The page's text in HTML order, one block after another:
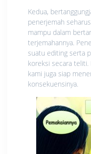
Kedua,
penerjemah
mampu dalam
terjemahannya.
suatu editing serta
koreksi secara teliti.
kami juga siap
konsekuensinya.